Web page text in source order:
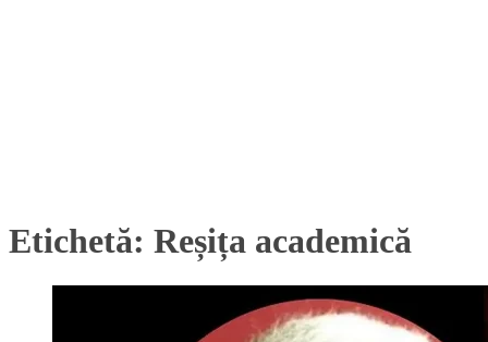
Etichetă: Reșița academică